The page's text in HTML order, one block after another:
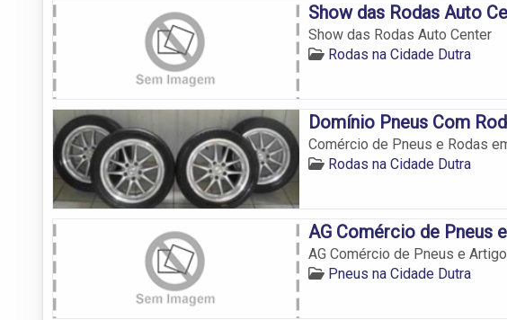
Show das Rodas Auto
Show das Rodas Auto Center
Rodas na Cidade Dutra
Domínio Pneus Com
Comércio de Pneus e Rodas
Rodas na Cidade Dutra
AG Comércio de Pneus
AG Comércio de Pneus e
Pneus na Cidade Dutra